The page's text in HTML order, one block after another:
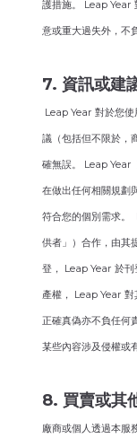
護措施。 Leap Year
意或重大過失外，不
7. 資訊或建
Leap Year 對於您
議（包括但不限於，
確無誤。 Leap Year
在做出任何相關規劃
符合您的個別需求。
供者」）合作，由其
登， Leap Year 於刊
產權， Leap Year 對
正確真偽亦不負任何
某些內容涉及侵權或
8. 買賣或其
廠商或個人透過本服